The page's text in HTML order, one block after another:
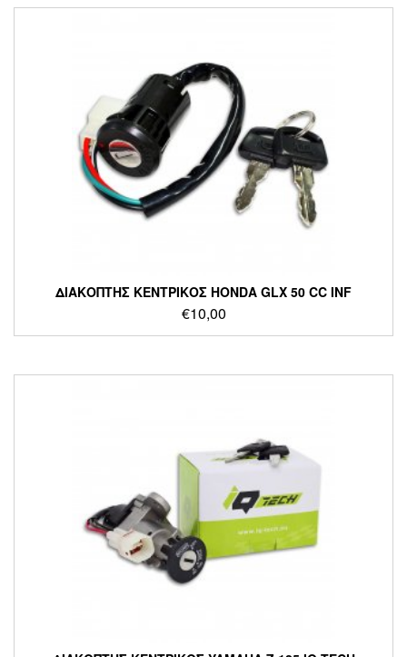
ΔΙΑΚΟΠΤΗΣ ΚΕΝΤΡΙΚΟΣ HONDA GLX 50 CC INF
€10,00